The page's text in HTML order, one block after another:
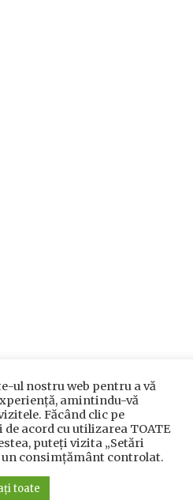
ul nostru web pentru a vă
amintindu-vă
Făcând clic pe
acord cu utilizarea TOATE
puteți vizita „Setări
consimțământ controlat.
toate